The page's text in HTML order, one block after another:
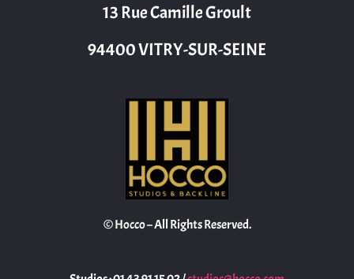
13 Rue Camille Groult
94400 VITRY-SUR-SEINE
© Hocco – All Rights Reserved.